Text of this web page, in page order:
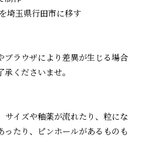
玉県行田市に移す
ラウザにより差異が生じる場合
くださいませ。
サイズや釉薬が流れたり、粒にな
ったり、ピンホールがあるものも